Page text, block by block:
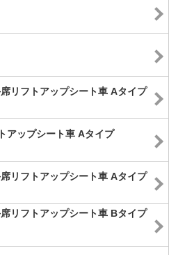
リフトアップシート車 Aタイプ
アップシート車 Aタイプ
リフトアップシート車 Aタイプ
リフトアップシート車 Bタイプ